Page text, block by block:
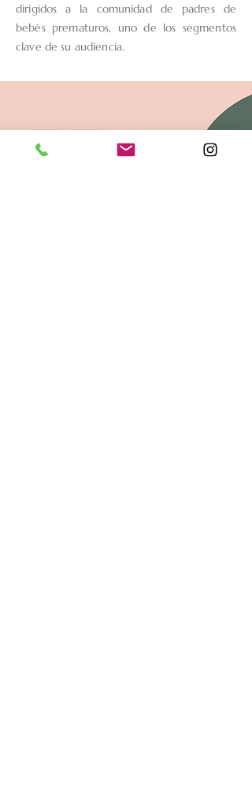
dirigidos a la comunidad de padres de
bebés prematuros, uno de los segmentos
clave de su audiencia.